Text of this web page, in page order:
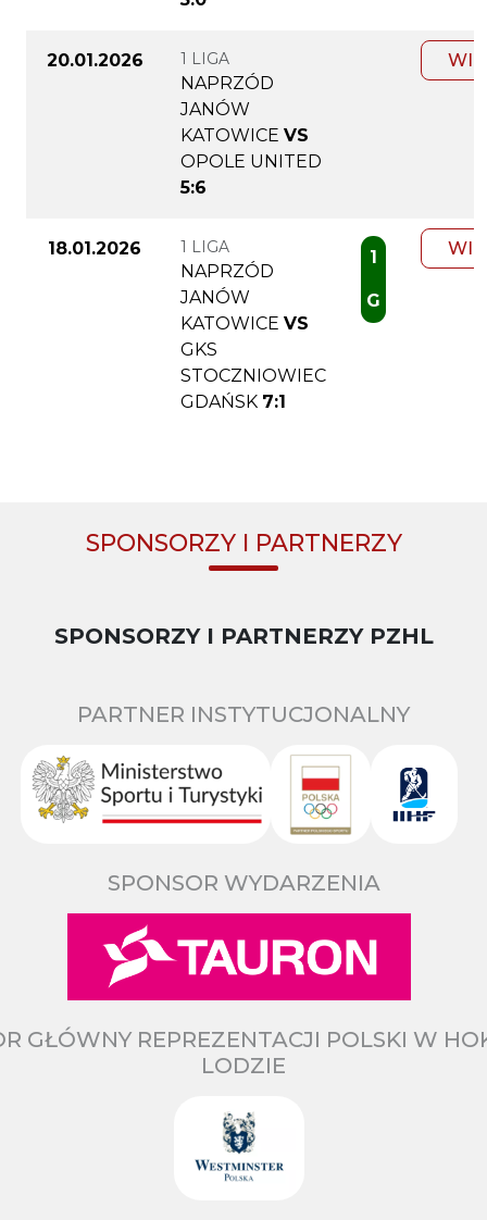
20.01.2026 1 LIGA
NAPRZÓD
JANÓW
KATOWICE VS
OPOLE UNITED
5:6
18.01.2026 1 LIGA
NAPRZÓD
JANÓW
KATOWICE VS
GKS
STOCZNIOWIEC
GDAŃSK 7:1
1
G
SPONSORZY I PARTNERZY
SPONSORZY I PARTNERZY PZHL
PARTNER INSTYTUCJONALNY
SPONSOR WYDARZENIA
GŁÓWNY REPREZENTACJI POLSKI W
LODZIE